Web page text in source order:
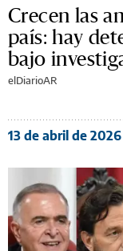
Crecen las
país: hay
bajo
elDiarioAR
13 de abril de 2026